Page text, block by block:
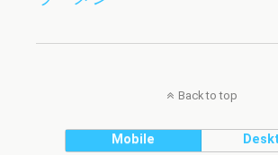
Back to top
Mobile